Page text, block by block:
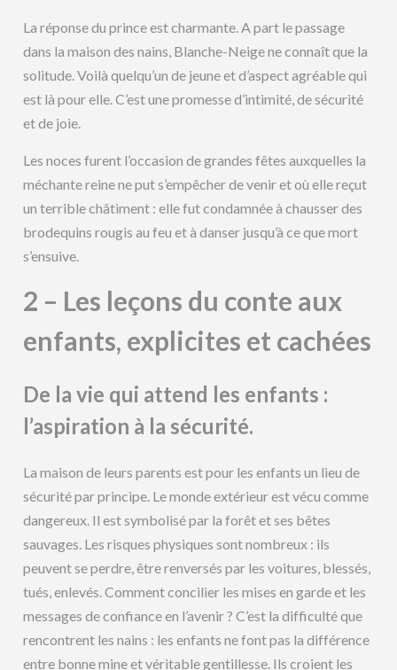
La réponse du prince est charmante. A part le passage
dans la maison des nains, Blanche-Neige ne connaît que la
solitude. Voilà quelqu’un de jeune et d’aspect agréable qui
est là pour elle. C’est une promesse d’intimité, de sécurité
et de joie.
Les noces furent l’occasion de grandes fêtes auxquelles la
méchante reine ne put s’empêcher de venir et où elle reçut
un terrible châtiment : elle fut condamnée à chausser des
brodequins rougis au feu et à danser jusqu’à ce que mort
s’ensuive.
2 – Les leçons du conte aux
enfants, explicites et cachées
De la vie qui attend les enfants :
l’aspiration à la sécurité.
La maison de leurs parents est pour les enfants un lieu de
sécurité par principe. Le monde extérieur est vécu comme
dangereux. Il est symbolisé par la forêt et ses bêtes
sauvages. Les risques physiques sont nombreux : ils
peuvent se perdre, être renversés par les voitures, blessés,
tués, enlevés. Comment concilier les mises en garde et les
messages de confiance en l’avenir ? C’est la difficulté que
rencontrent les nains : les enfants ne font pas la différence
entre bonne mine et véritable gentillesse. Ils croient les